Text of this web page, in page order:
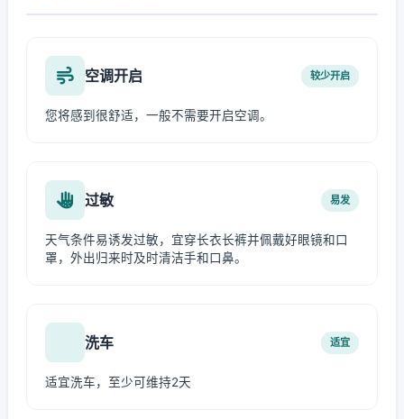
空调开启 较少开启
您将感到很舒适，一般不需要开启空调。
过敏 易发
天气条件易诱发过敏，宜穿长衣长裤并佩戴好眼镜和口
罩，外出归来时及时清洁手和口鼻。
洗车 适宜
适宜洗车，至少可维持2天